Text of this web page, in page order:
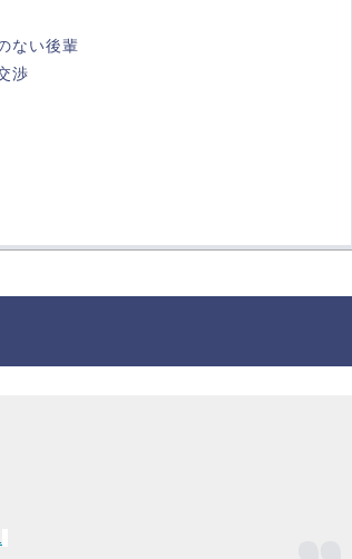
ない後輩
渉